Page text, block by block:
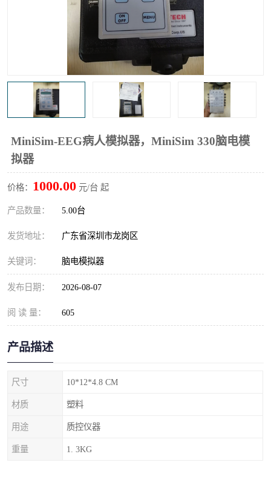
MiniSim-EEG病人模拟器，MiniSim 330脑电模
拟器
价格： 1000.00 元/台 起
产品数量： 5.00台
发货地址： 广东省深圳市龙岗区
关键词： 脑电模拟器
发布日期： 2026-08-07
阅 读 量： 605
产品描述
尺寸 10*12*4.8 CM
材质 塑料
用途 质控仪器
重量 1. 3KG